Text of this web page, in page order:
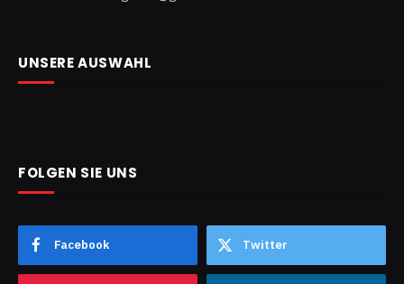
UNSERE AUSWAHL
FOLGEN SIE UNS
Facebook Twitter